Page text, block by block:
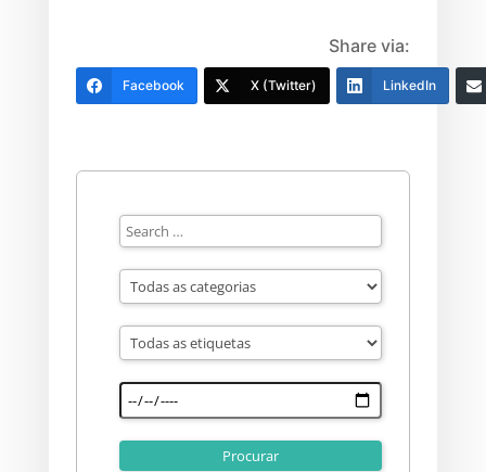
Share via:
Facebook X (Twitter) LinkedIn